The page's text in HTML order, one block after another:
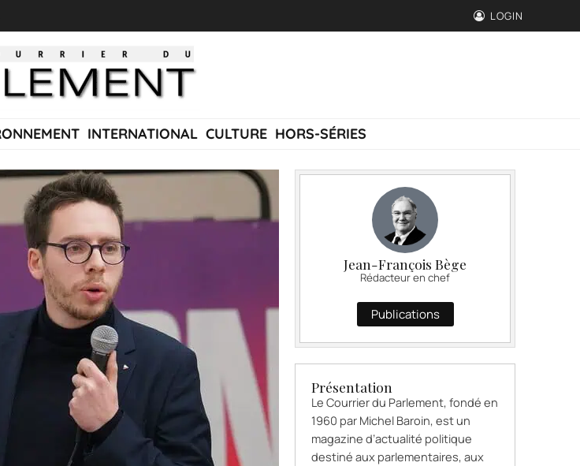
LOGIN
INTERNATIONAL CULTURE HORS-SÉRIES
Jean-François Bège
Rédacteur en chef
Publications
Présentation
Le Courrier du Parlement, fondé en
1960 par Michel Baroin, est un
magazine d’actualité politique
destiné aux parlementaires, aux